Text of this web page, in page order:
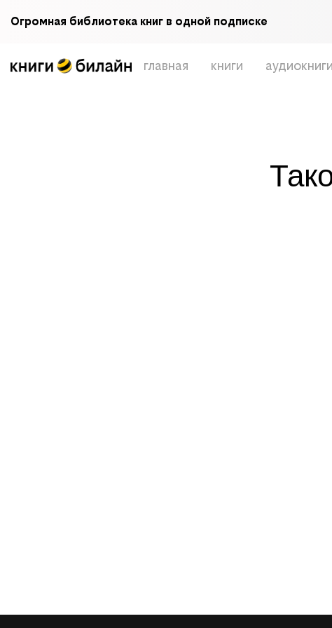
Огромная библиотека книг в одной подписке
главная книги аудиокниги